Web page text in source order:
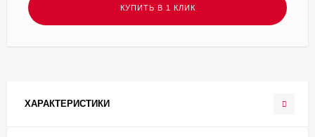
КУПИТЬ В 1 КЛИК
ХАРАКТЕРИСТИКИ